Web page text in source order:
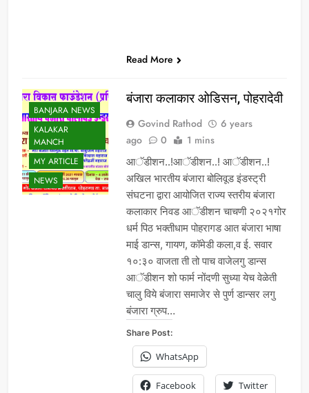
Read More
BANJARA NEWS
KALAKAR
MANCH
MY ARTICLE
NEWS
बंजारा कलाकार ओडिसन, पोहरादेवी
Govind Rathod
6 years
ago
0 1 mins
आॅडीशन..!आॅडीशन..! आॅडीशन..!
अखिल भारतीय बंजारा बोलिवूड इंडस्ट्री
संघटना द्वारा आयोजित राज्य स्तरीय बंजारा
कलाकार निवड आॅडीशन चाचणी २०२१गोर
धर्म पिठ भक्तीधाम पोहरागड आत बंजारा भाषा
माई डान्स, गायण, कॉमेडी कला,व ई. सवार
१०:३० वाजता ती तो पाच वाजेलगु डान्स
आॅडीशन शो फार्म नोंदणी सुध्या येच वेळेती
चालु विये बंजारा समाजेर से पुर्ण डान्सर लगु
बंजारा ग्रुप…
Share Post:
WhatsApp
Facebook Twitter